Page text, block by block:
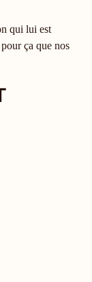
qui lui est
ça que nos